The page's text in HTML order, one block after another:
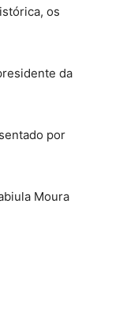
os
da
por
Moura